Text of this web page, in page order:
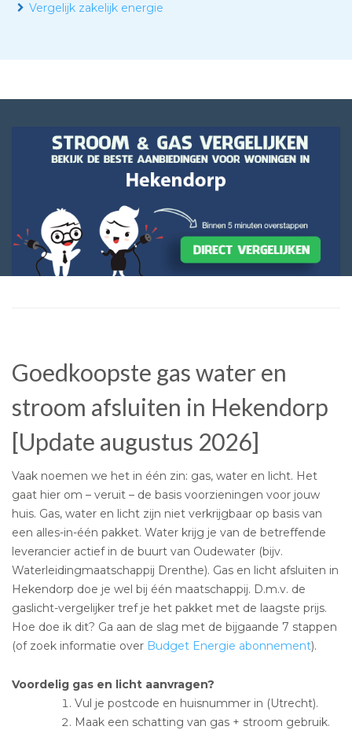
Vergelijk zakelijk energie
Goedkoopste gas water en
stroom afsluiten in Hekendorp
[Update augustus 2026]
Vaak noemen we het in één zin: gas, water en licht. Het
gaat hier om – veruit – de basis voorzieningen voor jouw
huis. Gas, water en licht zijn niet verkrijgbaar op basis van
een alles-in-één pakket. Water krijg je van de betreffende
leverancier actief in de buurt van Oudewater (bijv.
Waterleidingmaatschappij Drenthe). Gas en licht afsluiten in
Hekendorp doe je wel bij één maatschappij. D.m.v. de
gaslicht-vergelijker tref je het pakket met de laagste prijs.
Hoe doe ik dit? Ga aan de slag met de bijgaande 7 stappen
(of zoek informatie over Budget Energie abonnement).
Voordelig gas en licht aanvragen?
Vul je postcode en huisnummer in (Utrecht).
Maak een schatting van gas + stroom gebruik.